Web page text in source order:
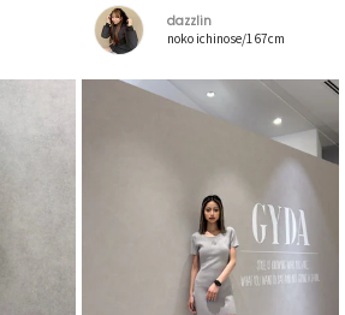
dazzlin
noko ichinose/167cm